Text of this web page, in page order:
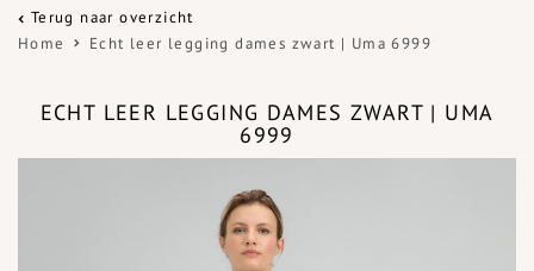
Terug naar overzicht
Home
Echt leer legging dames zwart | Uma 6999
ECHT LEER LEGGING DAMES ZWART | UMA
6999